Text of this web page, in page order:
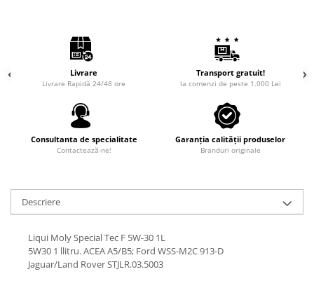
Livrare
Livrare Rapidă 24/48 ore
Transport gratuit!
la comenzi de peste 1.000 Lei
Consultanta de specialitate
Contactează-ne!
Garanția calității produselor
Branduri originale
Descriere
Liqui Moly Special Tec F 5W-30 1L
5W30 1 llitru. ACEA A5/B5; Ford WSS-M2C 913-D
Jaguar/Land Rover STJLR.03.5003